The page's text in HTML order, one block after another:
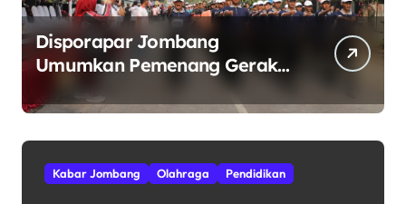
Disporapar Jombang
Umumkan Pemenang Gerak
Jalan ROJO 2026.
Kabar Jombang Olahraga Pendidikan